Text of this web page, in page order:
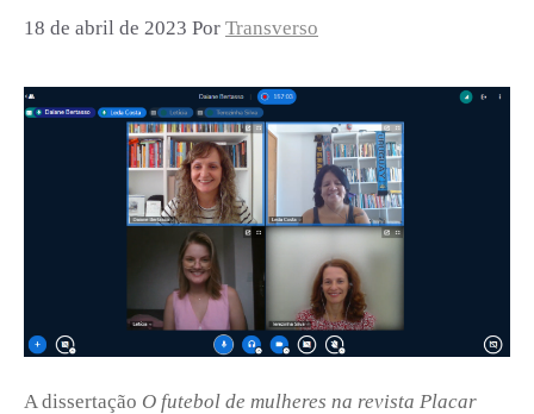
18 de abril de 2023 Por Transverso
A dissertação O futebol de mulheres na revista Placar